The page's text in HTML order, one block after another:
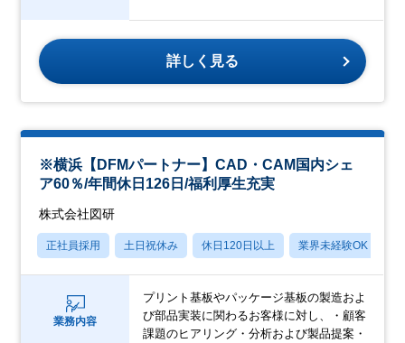
詳しく見る
※横浜【DFMパートナー】CAD・CAM国内シェ
ア60％/年間休日126日/福利厚生充実
株式会社図研
正社員採用 土日祝休み 休日120日以上 業界未経験OK
業務内容
プリント基板やパッケージ基板の製造およ
び部品実装に関わるお客様に対し、・顧客
課題のヒアリング・分析および製品提案・